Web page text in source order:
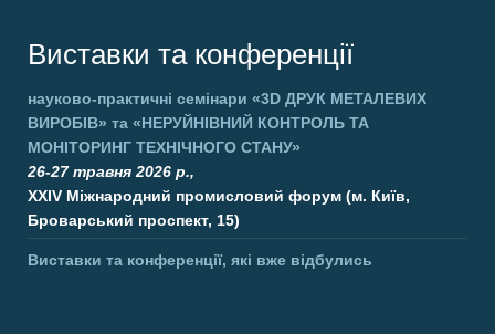
Виставки та конференції
науково-практичні семінари «3D ДРУК МЕТАЛЕВИХ
ВИРОБІВ» та «НЕРУЙНІВНИЙ КОНТРОЛЬ ТА
МОНІТОРИНГ ТЕХНІЧНОГО СТАНУ»
26-27 травня 2026 р.,
XXIV Міжнародний промисловий форум (м. Київ,
Броварський проспект, 15)
Виставки та конференції, які вже відбулись